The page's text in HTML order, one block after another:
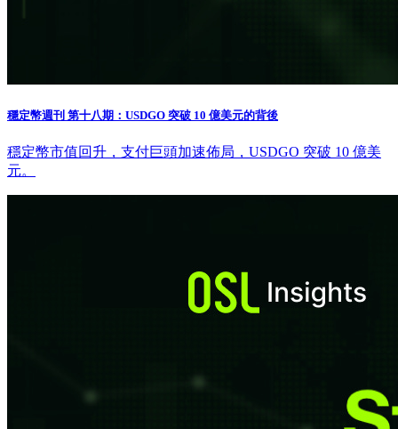
穩定幣週刊 第十八期：USDGO 突破 10 億美元的背後
穩定幣市值回升，支付巨頭加速佈局，USDGO 突破 10 億美
元。